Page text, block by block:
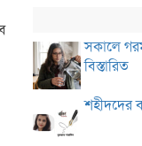
সকালে
বিস্তারিত
শহীদদের